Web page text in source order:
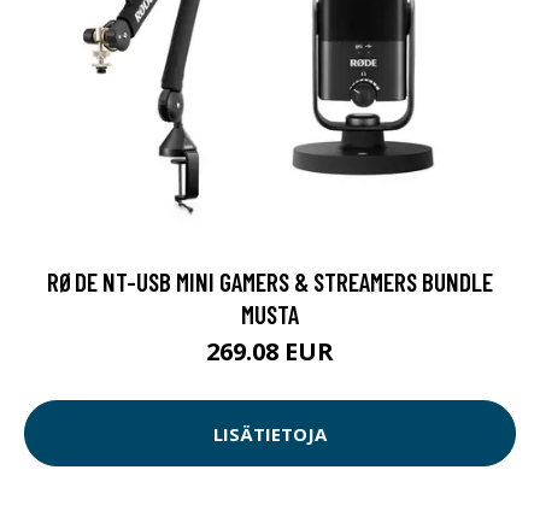
RØDE NT-USB MINI GAMERS & STREAMERS BUNDLE
MUSTA
269.08 EUR
LISÄTIETOJA